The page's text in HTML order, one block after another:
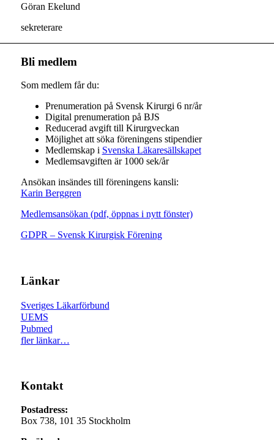
Göran Ekelund
sekreterare
Bli medlem
Som medlem får du:
Prenumeration på Svensk Kirurgi 6 nr/år
Digital prenumeration på BJS
Reducerad avgift till Kirurgveckan
Möjlighet att söka föreningens stipendier
Medlemskap i Svenska Läkaresällskapet
Medlemsavgiften är 1000 sek/år
Ansökan insändes till föreningens kansli:
Karin Berggren
Medlemsansökan (pdf, öppnas i nytt fönster)
GDPR – Svensk Kirurgisk Förening
Länkar
Sveriges Läkarförbund
UEMS
Pubmed
fler länkar…
Kontakt
Postadress:
Box 738, 101 35 Stockholm